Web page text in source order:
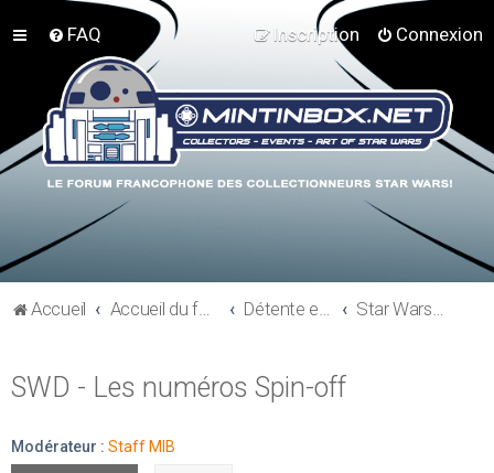
FAQ Connexion
Inscription
Accueil Accueil du forum Détente et communauté Mint In Box Star Wars en Direct
SWD - Les numéros Spin-off
Modérateur : Staff MIB